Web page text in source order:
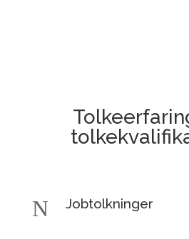
N Jobtolkninger